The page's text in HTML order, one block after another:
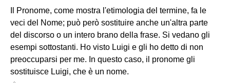
Il Pronome, come mostra l'etimologia del termine, fa le
veci del Nome; può però sostituire anche un'altra parte
del discorso o un intero brano della frase. Si vedano gli
esempi sottostanti. Ho visto Luigi e gli ho detto di non
preoccuparsi per me. In questo caso, il pronome gli
sostituisce Luigi, che è un nome.